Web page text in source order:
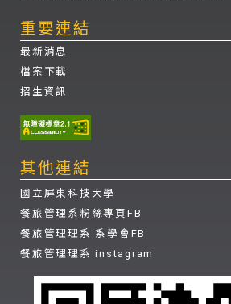
重要連結
最新消息
檔案下載
招生資訊
其他連結
國立屏東科技大學
餐旅管理系粉絲專頁FB
餐旅管理理系 系學會FB
餐旅管理理系 instagram